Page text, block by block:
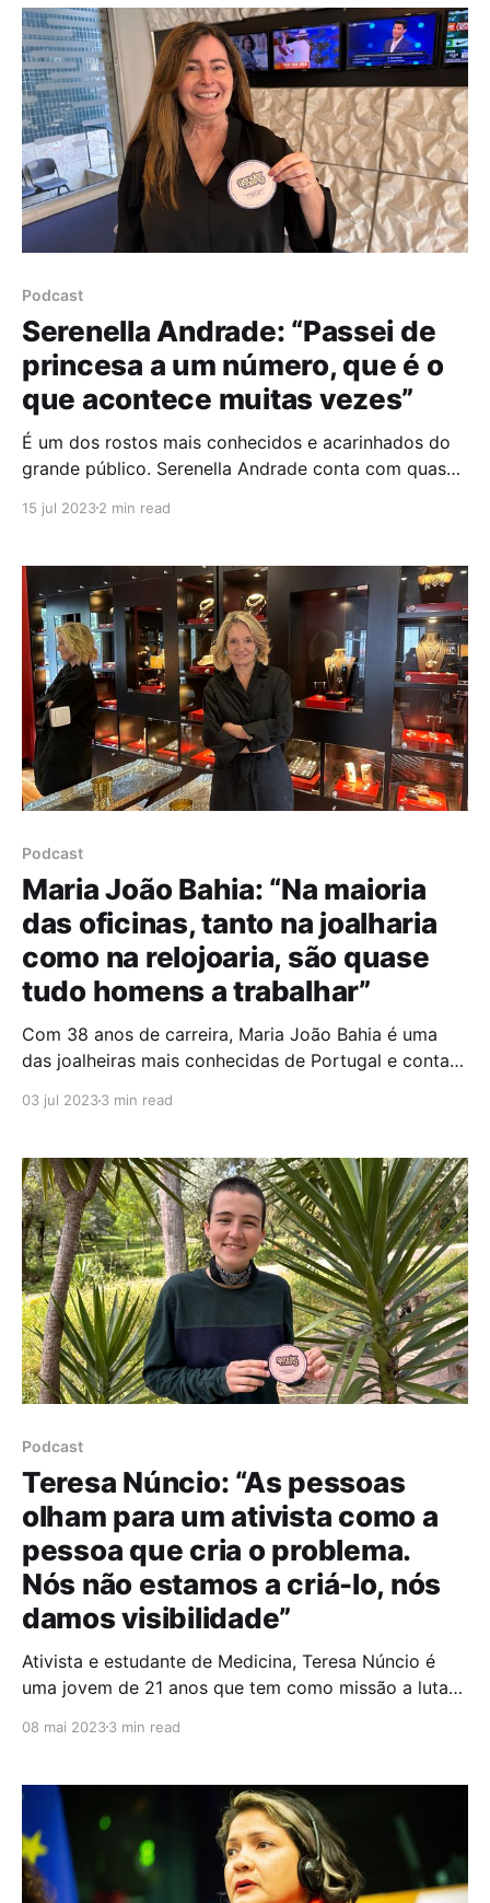
Londres ao lado do marido Martin e do filho Wolf.
Catarina
Podcast
Serenella Andrade: “Passei de
princesa a um número, que é o
que acontece muitas vezes”
É um dos rostos mais conhecidos e acarinhados do
grande público. Serenella Andrade conta com quase
diversos programas da RTP como o Jogo de Cartas
A convidada do Podcast Gender Calling dá-nos a
15 jul 20232 min read
Podcast
Maria João Bahia: “Na maioria
das oficinas, tanto na joalharia
como na relojoaria, são quase
tudo homens a trabalhar”
Com 38 anos de carreira, Maria João Bahia é uma
das joalheiras mais conhecidas de Portugal e conta
troféu dos prémios Globos de Ouro até à produção
Francisco e Bento XVI. Dona da sua
03 jul 20233 min read
Podcast
Teresa Núncio: “As pessoas
olham para um ativista como a
pessoa que cria o problema.
Nós não estamos a criá-lo, nós
damos visibilidade”
Ativista e estudante de Medicina, Teresa Núncio é
uma jovem de 21 anos que tem como missão a luta
mas também para salvar as pessoas, sublinha. No
a importância do trabalho "
08 mai 20233 min read